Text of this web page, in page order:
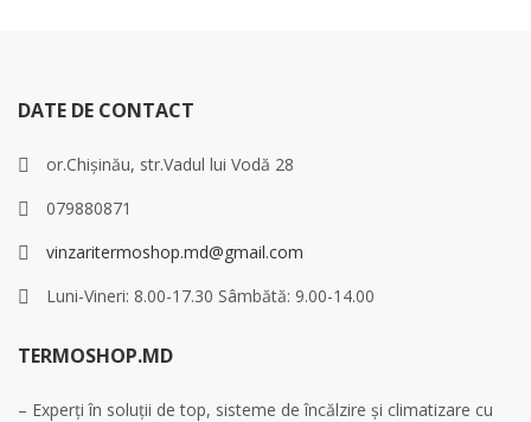
DATE DE CONTACT
or.Chișinău, str.Vadul lui Vodă 28
079880871
vinzaritermoshop.md@gmail.com
Luni-Vineri: 8.00-17.30 Sâmbătă: 9.00-14.00
TERMOSHOP.MD
– Experți în soluții de top, sisteme de încălzire și climatizare cu